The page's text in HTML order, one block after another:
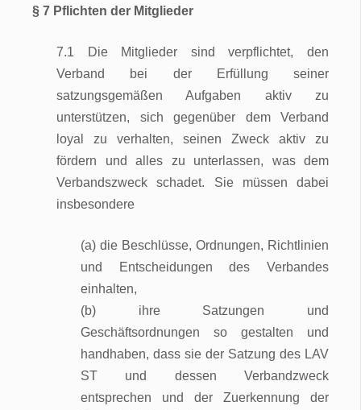
§ 7 Pflichten der Mitglieder
7.1 Die Mitglieder sind verpflichtet, den
Verband bei der Erfüllung seiner
satzungsgemäßen Aufgaben aktiv zu
unterstützen, sich gegenüber dem Verband
loyal zu verhalten, seinen Zweck aktiv zu
fördern und alles zu unterlassen, was dem
Verbandszweck schadet. Sie müssen dabei
insbesondere
(a) die Beschlüsse, Ordnungen, Richtlinien
und Entscheidungen des Verbandes
einhalten,
(b) ihre Satzungen und
Geschäftsordnungen so gestalten und
handhaben, dass sie der Satzung des LAV
ST und dessen Verbandzweck
entsprechen und der Zuerkennung der